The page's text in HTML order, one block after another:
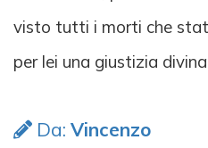
visto tutti i morti che
per lei una giustizia
Da: Vincenzo